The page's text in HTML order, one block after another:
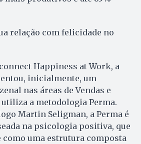
relação com felicidade no
Happiness at Work, a
inicialmente, um
nas áreas de Vendas e
a metodologia Perma.
Martin Seligman, a Perma é
na psicologia positiva, que
como uma estrutura composta